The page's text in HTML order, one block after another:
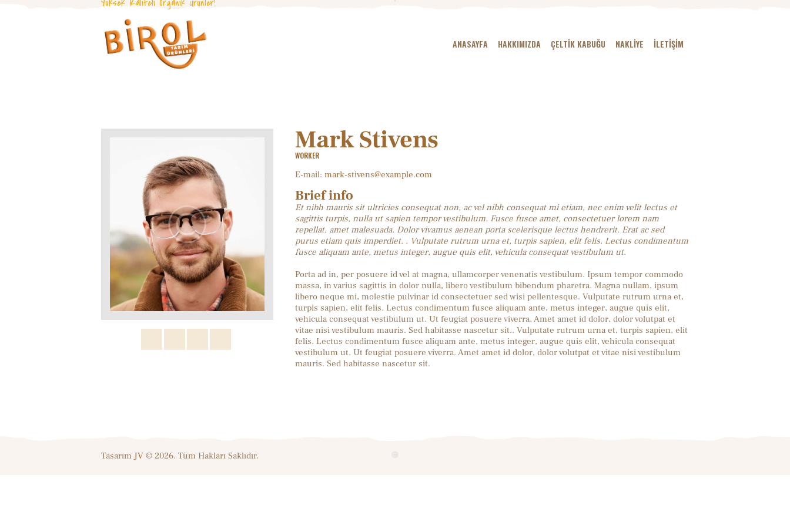
Yüksek Kaliteli Organik Ürünler!
ANASAYFA HAKKIMIZDA ÇELTIK KABUĞU NAKLIYE İLETIŞIM
Mark Stivens
WORKER
E-mail: mark-stivens@example.com
Brief info
Et nibh mauris sit ultricies consequat non, ac vel nibh consequat mi etiam, nec enim velit lectus et
sagittis turpis, nulla ut sapien tempor vestibulum. Fusce fusce amet, consectetuer lorem nam
repellat, amet malesuada. Dolor vivamus aenean porta scelerisque lectus hendrerit. Erat ac sed
purus etiam quis imperdiet. . Vulputate rutrum urna et, turpis sapien, elit felis. Lectus condimentum
fusce aliquam ante, metus integer, augue quis elit, vehicula consequat vestibulum ut.
Porta ad in, per posuere id vel at magna, ullamcorper venenatis vestibulum. Ipsum tempor commodo
massa, in varius sagittis in dolor nulla, libero vestibulum bibendum pharetra. Magna nullam, ipsum
libero neque mi, molestie pulvinar id consectetuer sed wisi pellentesque. Vulputate rutrum urna et,
turpis sapien, elit felis. Lectus condimentum fusce aliquam ante, metus integer, augue quis elit,
vehicula consequat vestibulum ut. Ut feugiat posuere viverra. Amet amet id dolor, dolor volutpat et
vitae nisi vestibulum mauris. Sed habitasse nascetur sit.. Vulputate rutrum urna et, turpis sapien, elit
felis. Lectus condimentum fusce aliquam ante, metus integer, augue quis elit, vehicula consequat
vestibulum ut. Ut feugiat posuere viverra. Amet amet id dolor, dolor volutpat et vitae nisi vestibulum
mauris. Sed habitasse nascetur sit.
Tasarım JV © 2026. Tüm Hakları Saklıdır.